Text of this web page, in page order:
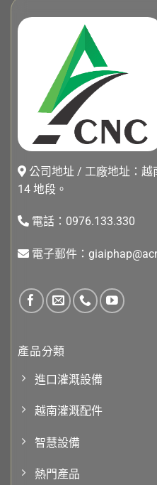
公司地址 / 工廠地址：越
14 地段。
電話：0976.133.330
電子郵件：
產品分類
進口灌溉設備
越南灌溉配件
智慧設備
熱門產品